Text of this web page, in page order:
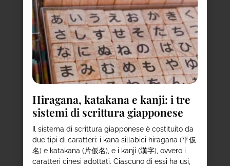
Hiragana, katakana e kanji: i tre
sistemi di scrittura giapponese
Il sistema di scrittura giapponese è costituito da
due tipi di caratteri: i kana sillabici hiragana (平仮
名) e katakana (片仮名), e i kanji (漢字), ovvero i
caratteri cinesi adottati. Ciascuno di essi ha usi,